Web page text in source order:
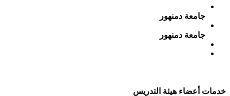
جامعة دمنهور
جامعة دمنهور
خدمات أعضاء هيئة التدريس